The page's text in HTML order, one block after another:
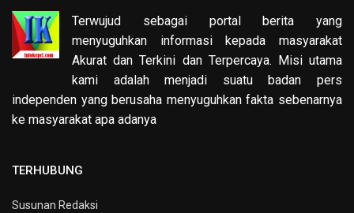
Terwujud sebagai portal berita yang
menyuguhkan informasi kepada masyarakat
Akurat dan Terkini dan Terpercaya. Misi utama
kami adalah menjadi suatu badan pers
independen yang berusaha menyuguhkan fakta sebenarnya
ke masyarakat apa adanya
TERHUBUNG
Susunan Redaksi